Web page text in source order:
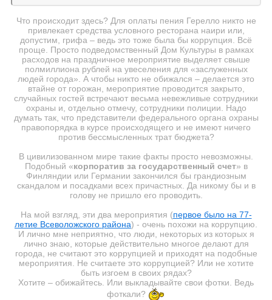
Что происходит здесь? Для оплаты пения Герелло никто не
привлекает средства условного ресторана наири или,
допустим, грифа – ведь это тоже была бы коррупция. Всё
проще. Просто подведомственный Дом Культуры в рамках
расходов на праздничное мероприятие выделяет свыше
полмиллиона рублей на увеселения для «заслуженных
людей города». А чтобы никто не обижался – делается это
втайне от горожан, мероприятие проводится закрыто,
случайных гостей встречают весьма невежливые сотрудники
охраны и, отдельно отмечу, сотрудники полиции. Надо
думать так, что представители федерального органа охраны
правопорядка в курсе происходящего и не имеют ничего
против бессмысленных трат бюджета?
В цивилизованном мире такие факты просто невозможны.
Подобный «корпоратив за государственный счет» в
Финляндии или Германии закончился бы грандиозным
скандалом и посадками всех причастных. Да никому бы и в
голову не пришло его проводить.
На мой взгляд, эти два мероприятия (первое было на 77-
летие Всеволожского района) - очень похожи на коррупцию.
И лично мне неприятно, что люди, некоторых из которых я
лично знаю, которые действительно многое делают для
города, не считают это коррупцией и приходят на подобные
мероприятия. Не считаете это коррупцией? Или не хотите
быть изгоем в своих рядах?
Хотите – обижайтесь. Или выкладывайте свои фотки. Ведь
фоткали?